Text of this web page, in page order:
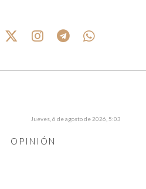
OPINIÓN
Jueves, 6 de agosto de 2026, 5:03